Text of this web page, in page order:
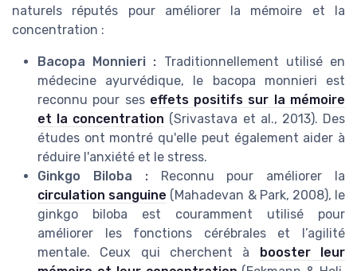
naturels réputés pour améliorer la mémoire et la
concentration :
Bacopa Monnieri : Traditionnellement utilisé en
médecine ayurvédique, le bacopa monnieri est
reconnu pour ses effets positifs sur la mémoire
et la concentration (Srivastava et al., 2013). Des
études ont montré qu'elle peut également aider à
réduire l'anxiété et le stress.
Ginkgo Biloba :Reconnu pour améliorer la
circulation sanguine (Mahadevan & Park, 2008), le
ginkgo biloba est couramment utilisé pour
améliorer les fonctions cérébrales et l’agilité
mentale. Ceux qui cherchent à booster leur